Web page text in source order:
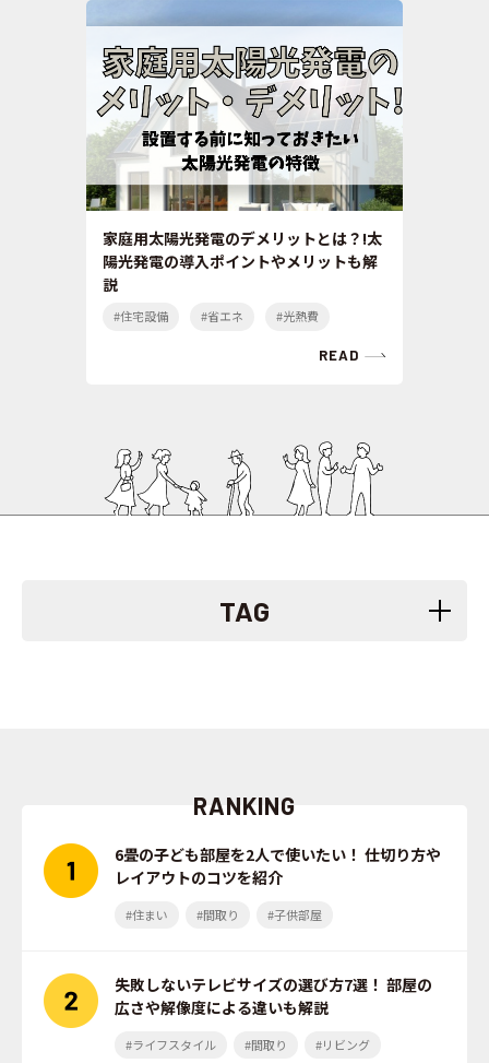
家庭用太陽光発電のデメリットとは？!太
陽光発電の導入ポイントやメリットも解
説
#住宅設備 #省エネ #光熱費
READ
TAG
RANKING
6畳の子ども部屋を2人で使いたい！ 仕切り方や
レイアウトのコツを紹介
#住まい #間取り #子供部屋
失敗しないテレビサイズの選び方7選！ 部屋の
広さや解像度による違いも解説
#ライフスタイル #間取り #リビング